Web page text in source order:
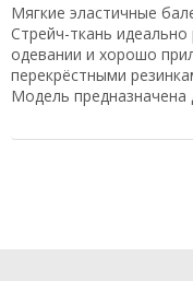
Мягкие эластичные
Стрейч-ткань
одевании и хорошо
перекрёстными
Модель предназначена